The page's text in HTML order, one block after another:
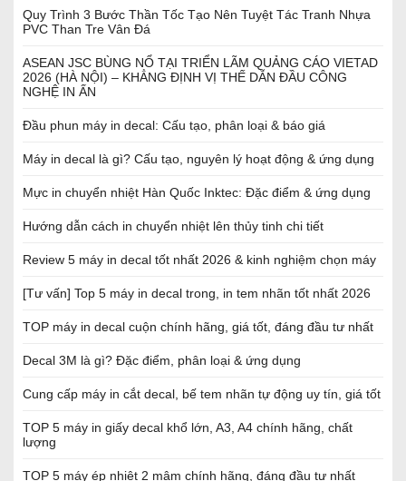
Quy Trình 3 Bước Thần Tốc Tạo Nên Tuyệt Tác Tranh Nhựa
PVC Than Tre Vân Đá
ASEAN JSC BÙNG NỔ TẠI TRIỂN LÃM QUẢNG CÁO VIETAD
2026 (HÀ NỘI) – KHẲNG ĐỊNH VỊ THẾ DẪN ĐẦU CÔNG
NGHỆ IN ẤN
Đầu phun máy in decal: Cấu tạo, phân loại & báo giá
Máy in decal là gì? Cấu tạo, nguyên lý hoạt động & ứng dụng
Mực in chuyển nhiệt Hàn Quốc Inktec: Đặc điểm & ứng dụng
Hướng dẫn cách in chuyển nhiệt lên thủy tinh chi tiết
Review 5 máy in decal tốt nhất 2026 & kinh nghiệm chọn máy
[Tư vấn] Top 5 máy in decal trong, in tem nhãn tốt nhất 2026
TOP máy in decal cuộn chính hãng, giá tốt, đáng đầu tư nhất
Decal 3M là gì? Đặc điểm, phân loại & ứng dụng
Cung cấp máy in cắt decal, bế tem nhãn tự động uy tín, giá tốt
TOP 5 máy in giấy decal khổ lớn, A3, A4 chính hãng, chất
lượng
TOP 5 máy ép nhiệt 2 mâm chính hãng, đáng đầu tư nhất